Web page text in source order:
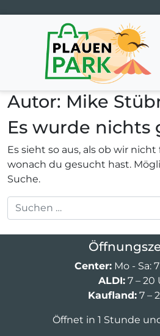
Hauptnavigation
Autor: Mike
Es wurde nichts
Es sieht so aus, als ob wir
wonach du gesucht hast.
Suche.
Suche nach:
Center:Mo - Sa:
ALDI:7 – 20
Kaufland:7 –
Öffnet in 1 Stunde